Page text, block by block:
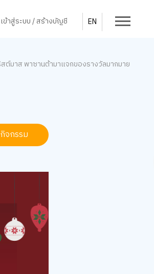
เข้าสู่ระบบ / สร้างบัญชี EN
ต์มาส พาซานต้ามาแจกของรางวัลมากมาย
จกรรม